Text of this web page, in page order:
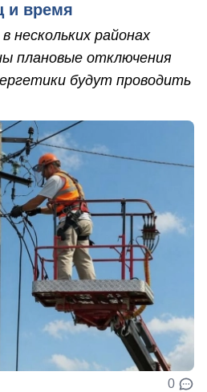
и время
нескольких районах
плановые отключения
будут проводить
0